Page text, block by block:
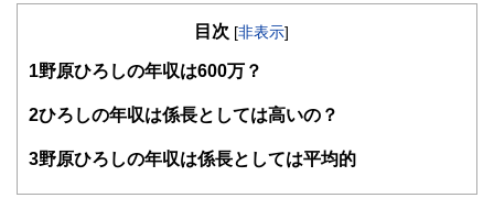
知識がない方でも理解できるようわかりやすく発信していま
得者を中心に「お金や暮らし」に関する書籍・雑誌の編集経
験者で構成され、企画立案から記事掲載まですべての工程に
目次 [非表示]
1野原ひろしの年収は600万？
2ひろしの年収は係長としては高いの？
3野原ひろしの年収は係長としては平均的